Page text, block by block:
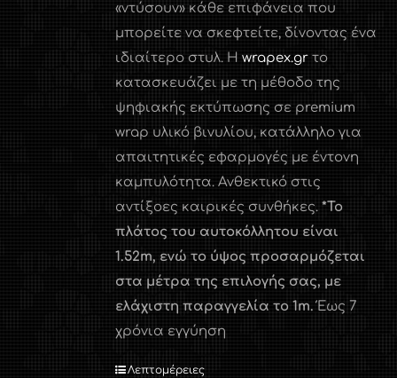
«ντύσουν» κάθε επιφάνεια που
μπορείτε να σκεφτείτε, δίνοντας ένα
ιδιαίτερο στυλ. Ηwrapex.gr το
κατασκευάζει με τη μέθοδο της
ψηφιακής εκτύπωσης σε premium
wrap υλικό βινυλίου, κατάλληλο για
απαιτητικές εφαρμογές με έντονη
καμπυλότητα. Ανθεκτικό στις
αντίξοες καιρικές συνθήκες.*Το
πλάτος του αυτοκόλλητου είναι
1.52m, ενώ το ύψος προσαρμόζεται
στα μέτρα της επιλογής σας, με
ελάχιστη παραγγελία το 1m.Έως 7
χρόνια εγγύηση
Λεπτομέρειες